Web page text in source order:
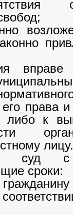
права
либо к
лицу.
суд с
сроки: